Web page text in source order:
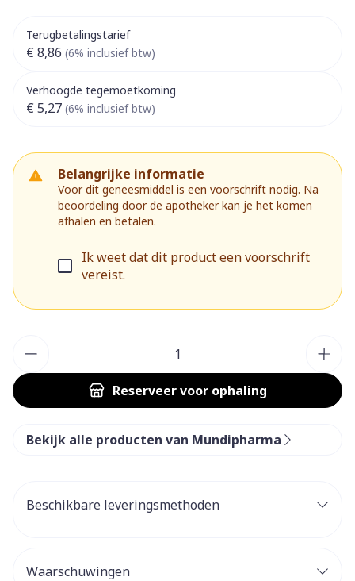
Terugbetalingstarief
€ 8,86 (6% inclusief btw)
Verhoogde tegemoetkoming
€ 5,27 (6% inclusief btw)
Belangrijke informatie
Voor dit geneesmiddel is een voorschrift nodig. Na
beoordeling door de apotheker kan je het komen
afhalen en betalen.
Ik weet dat dit product een voorschrift
vereist.
Reserveervoor ophaling
Bekijk alle producten van Mundipharma
Beschikbare leveringsmethoden
Waarschuwingen